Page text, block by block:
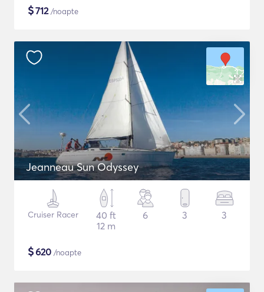
$712/noapte
Jeanneau Sun Odyssey
Cruiser Racer
40 ft
12 m
6 3 3
$620 /noapte